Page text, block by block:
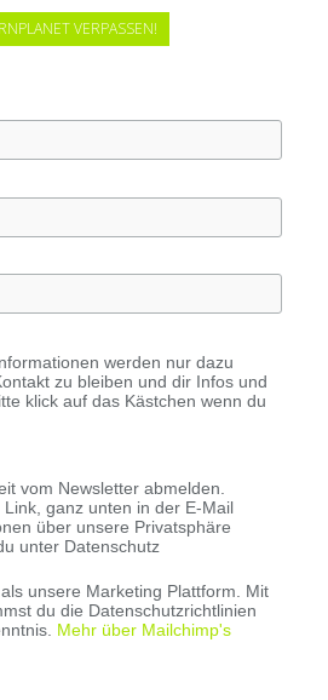
VERPASSEN!
werden nur dazu
zu bleiben und dir Infos und
klick auf das Kästchen wenn du
vom Newsletter abmelden.
ganz unten in der E-Mail
über unsere Privatsphäre
unter Datenschutz
unsere Marketing Plattform. Mit
du die Datenschutzrichtlinien
Mehr über Mailchimp's